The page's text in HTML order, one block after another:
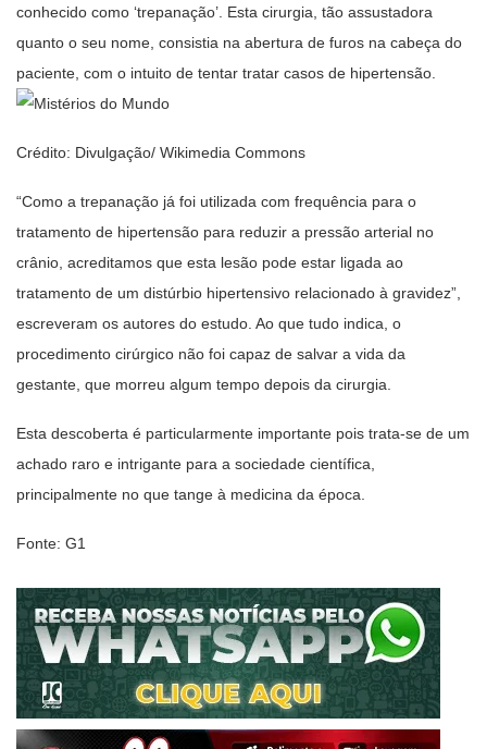
conhecido como ‘trepanação’. Esta cirurgia, tão assustadora
quanto o seu nome, consistia na abertura de furos na cabeça do
paciente, com o intuito de tentar tratar casos de hipertensão.
Crédito: Divulgação/ Wikimedia Commons
“Como a trepanação já foi utilizada com frequência para o
tratamento de hipertensão para reduzir a pressão arterial no
crânio, acreditamos que esta lesão pode estar ligada ao
tratamento de um distúrbio hipertensivo relacionado à gravidez”,
escreveram os autores do estudo. Ao que tudo indica, o
procedimento cirúrgico não foi capaz de salvar a vida da
gestante, que morreu algum tempo depois da cirurgia.
Esta descoberta é particularmente importante pois trata-se de um
achado raro e intrigante para a sociedade científica,
principalmente no que tange à medicina da época.
Fonte: G1